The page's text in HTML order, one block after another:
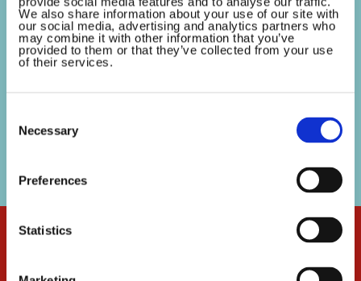
We also share information about your use of our site with
our social media, advertising and analytics partners who
may combine it with other information that you’ve
provided to them or that they’ve collected from your use
of their services.
Selection
Necessary
Preferences
Statistics
Nederland zich dit jaar als partner verbindt aan de
Sinterklaasintocht Amsterdam! Ocean Outdoor,
bekend om hun innovatieve digitale buitenreclame